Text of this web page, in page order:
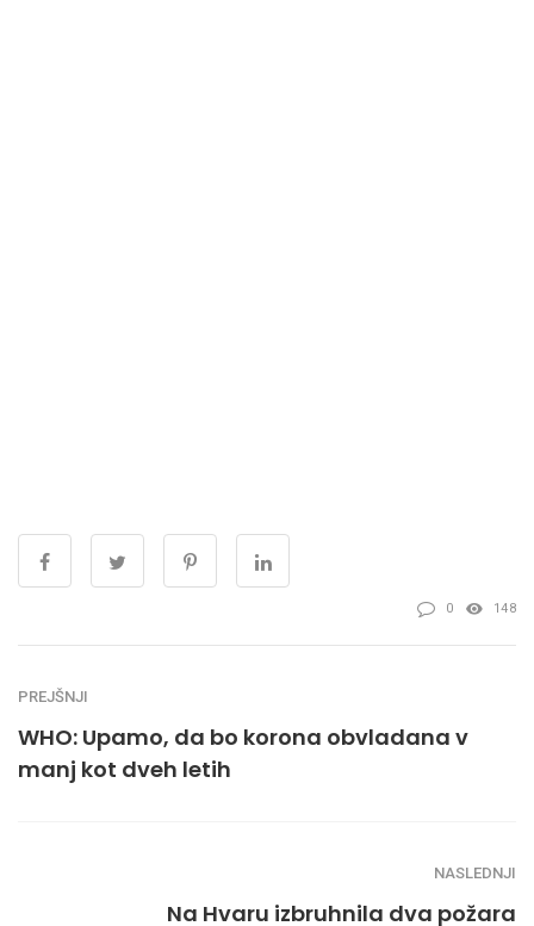
0 148
PREJŠNJI
WHO: Upamo, da bo korona obvladana v
manj kot dveh letih
NASLEDNJI
Na Hvaru izbruhnila dva požara